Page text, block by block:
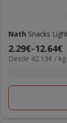
Nath Snacks
Preço
de
a
2.29€-12.64€
42.13€
Desde 42.13€ / kg